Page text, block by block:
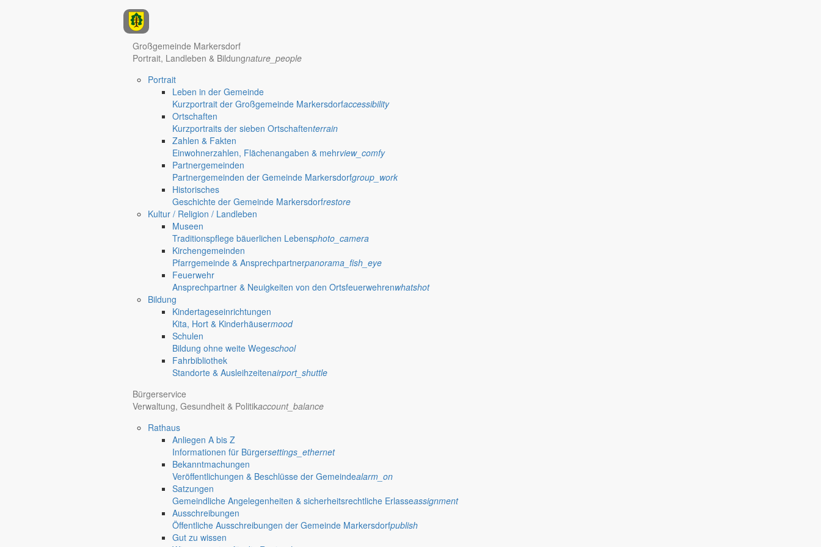
Hotel Nürnberg
anzeigen@gemeinde-markersdorf.de
Großgemeinde Markersdorf
Portrait, Landleben & Bildungnature_people
Portrait
Leben in der Gemeinde
Kurzportrait der Großgemeinde Markersdorfaccessibility
Ortschaften
Kurzportraits der sieben Ortschaftenterrain
Zahlen & Fakten
Einwohnerzahlen, Flächenangaben & mehrview_comfy
Partnergemeinden
Partnergemeinden der Gemeinde Markersdorfgroup_work
Historisches
Geschichte der Gemeinde Markersdorfrestore
Kultur / Religion / Landleben
Museen
Traditionspflege bäuerlichen Lebensphoto_camera
Kirchengemeinden
Pfarrgemeinde & Ansprechpartnerpanorama_fish_eye
Feuerwehr
Ansprechpartner & Neuigkeiten von den Ortsfeuerwehrenwhatshot
Bildung
Kindertageseinrichtungen
Kita, Hort & Kinderhäusermood
Schulen
Bildung ohne weite Wegeschool
Fahrbibliothek
Standorte & Ausleihzeitenairport_shuttle
Bürgerservice
Verwaltung, Gesundheit & Politikaccount_balance
Rathaus
Anliegen A bis Z
Informationen für Bürgersettings_ethernet
Bekanntmachungen
Veröffentlichungen & Beschlüsse der Gemeindealarm_on
Satzungen
Gemeindliche Angelegenheiten & sicherheitsrechtliche Erlasseassignment
Ausschreibungen
Öffentliche Ausschreibungen der Gemeinde Markersdorfpublish
Gut zu wissen
Deutsch-Paulsdorf
Jauernick-Buschbach
unterschiedlichen Anliegen finden Sie hier ebenso wie die Wiedergabe von Veröffentlichungen, die amtlich im “Schöpsboten – Dorfzeitung & Amtsblatt” erfolgt sind.
In der Rubrik “Rathaus” geht der Blick etwas weiter über die Markersdorfer Kirchtürme hinaus und Belange der Region und des Lebens im ländlichen Raum werden aufgegriffen.
Reichen Sie gern Vorschläge ein, was unter “Anliegen von A bis Z” noch aufgenommen werden sollte!
alarm_on
Bekanntmachungen